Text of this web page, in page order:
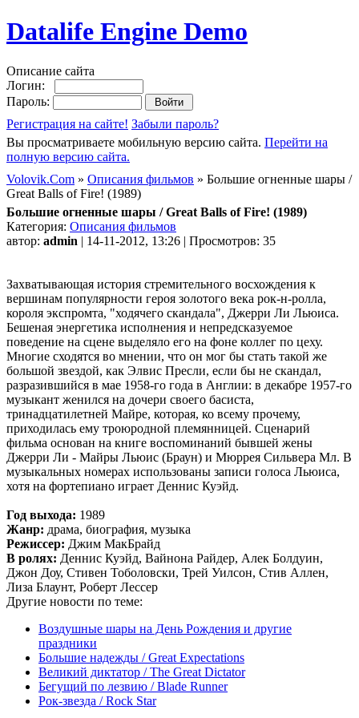
Datalife Engine Demo
Описание сайта
Логин:
Пароль:
Регистрация на сайте! Забыли пароль?
Вы просматриваете мобильную версию сайта. Перейти на
полную версию сайта.
Volovik.Com » Описания фильмов » Большие огненные шары /
Great Balls of Fire! (1989)
Большие огненные шары / Great Balls of Fire! (1989)
Категория: Описания фильмов
автор: admin | 14-11-2012, 13:26 | Просмотров: 35
Захватывающая история стремительного восхождения к
вершинам популярности героя золотого века рок-н-ролла,
короля экспромта, "ходячего скандала", Джерри Ли Льюиса.
Бешеная энергетика исполнения и непредсказуемое
поведение на сцене выделяло его на фоне коллег по цеху.
Многие сходятся во мнении, что он мог бы стать такой же
большой звездой, как Элвис Пресли, если бы не скандал,
разразившийся в мае 1958-го года в Англии: в декабре 1957-го
музыкант женился на дочери своего басиста,
тринадцатилетней Майре, которая, ко всему прочему,
приходилась ему троюродной племянницей. Сценарий
фильма основан на книге воспоминаний бывшей жены
Джерри Ли - Майры Льюис (Браун) и Мюррея Сильвера Мл. В
музыкальных номерах использованы записи голоса Льюиса,
хотя на фортепиано играет Деннис Куэйд.
Год выхода: 1989
Жанр: драма, биография, музыка
Режиссер: Джим МакБрайд
В ролях: Деннис Куэйд, Вайнона Райдер, Алек Болдуин,
Джон Доу, Стивен Тоболовски, Трей Уилсон, Стив Аллен,
Лиза Блаунт, Роберт Лессер
Другие новости по теме:
Воздушные шары на День Рождения и другие
праздники
Большие надежды / Great Expectations
Великий диктатор / The Great Dictator
Бегущий по лезвию / Blade Runner
Рок-звезда / Rock Star